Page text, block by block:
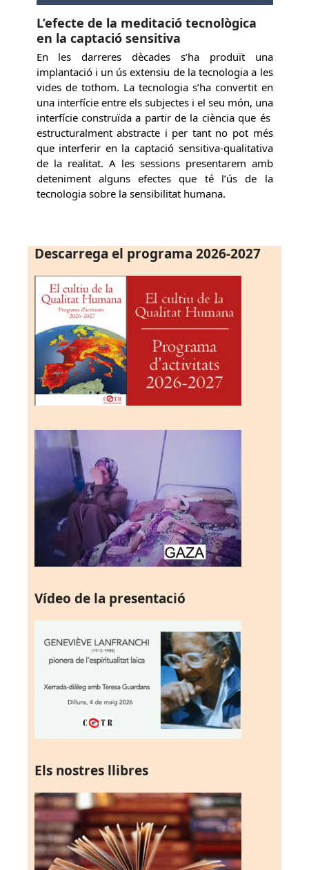
L’efecte de la meditació tecnològica
en la captació sensitiva
En les darreres dècades s’ha produït una
implantació i un ús extensiu de la tecnologia a les
vides de tothom. La tecnologia s’ha convertit en
una interfície entre els subjectes i el seu món, una
interfície construïda a partir de la ciència que és
estructuralment abstracte i per tant no pot més
que interferir en la captació sensitiva-qualitativa
de la realitat. A les sessions presentarem amb
deteniment alguns efectes que té l’ús de la
tecnologia sobre la sensibilitat humana.
Descarrega el programa 2026-2027
Vídeo de la presentació
Els nostres llibres